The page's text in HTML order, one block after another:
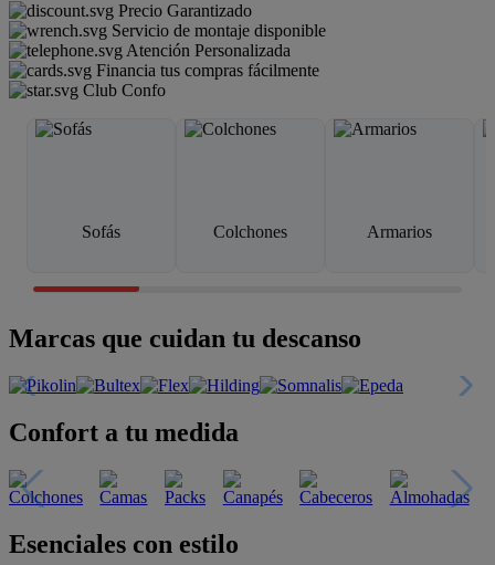
Precio Garantizado
Servicio de montaje disponible
Atención Personalizada
Financia tus compras fácilmente
Club Confo
Sofás Colchones Armarios
Marcas que cuidan tu descanso
Confort a tu medida
Esenciales con estilo